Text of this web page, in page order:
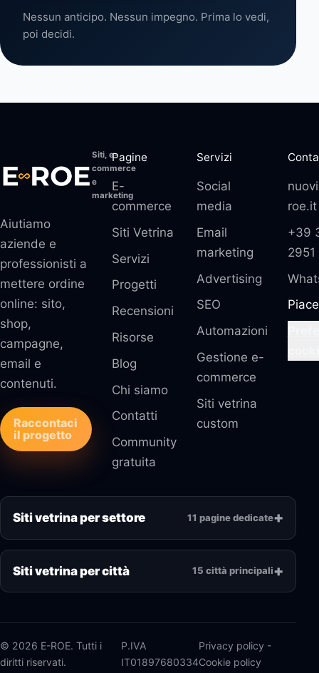
Nessun anticipo. Nessun impegno. Prima lo vedi,
poi decidi.
Siti, e-
commerce
e
marketing
Aiutiamo
aziende e
professionisti a
mettere ordine
online: sito,
shop,
campagne,
email e
contenuti.
Raccontaci
il progetto
Pagine
E-
commerce
Siti Vetrina
Servizi
Progetti
Recensioni
Risorse
Blog
Chi siamo
Contatti
Community
gratuita
Servizi
Social
media
Email
marketing
Advertising
SEO
Automazioni
Gestione e-
commerce
Siti vetrina
custom
roe.it
+39
2951
Siti vetrina per settore 11 pagine dedicate
Siti vetrina per città 15 città principali
© 2026 E-ROE. Tutti i
diritti riservati.
P.IVA
IT01897680334
Privacy policy -
Cookie policy